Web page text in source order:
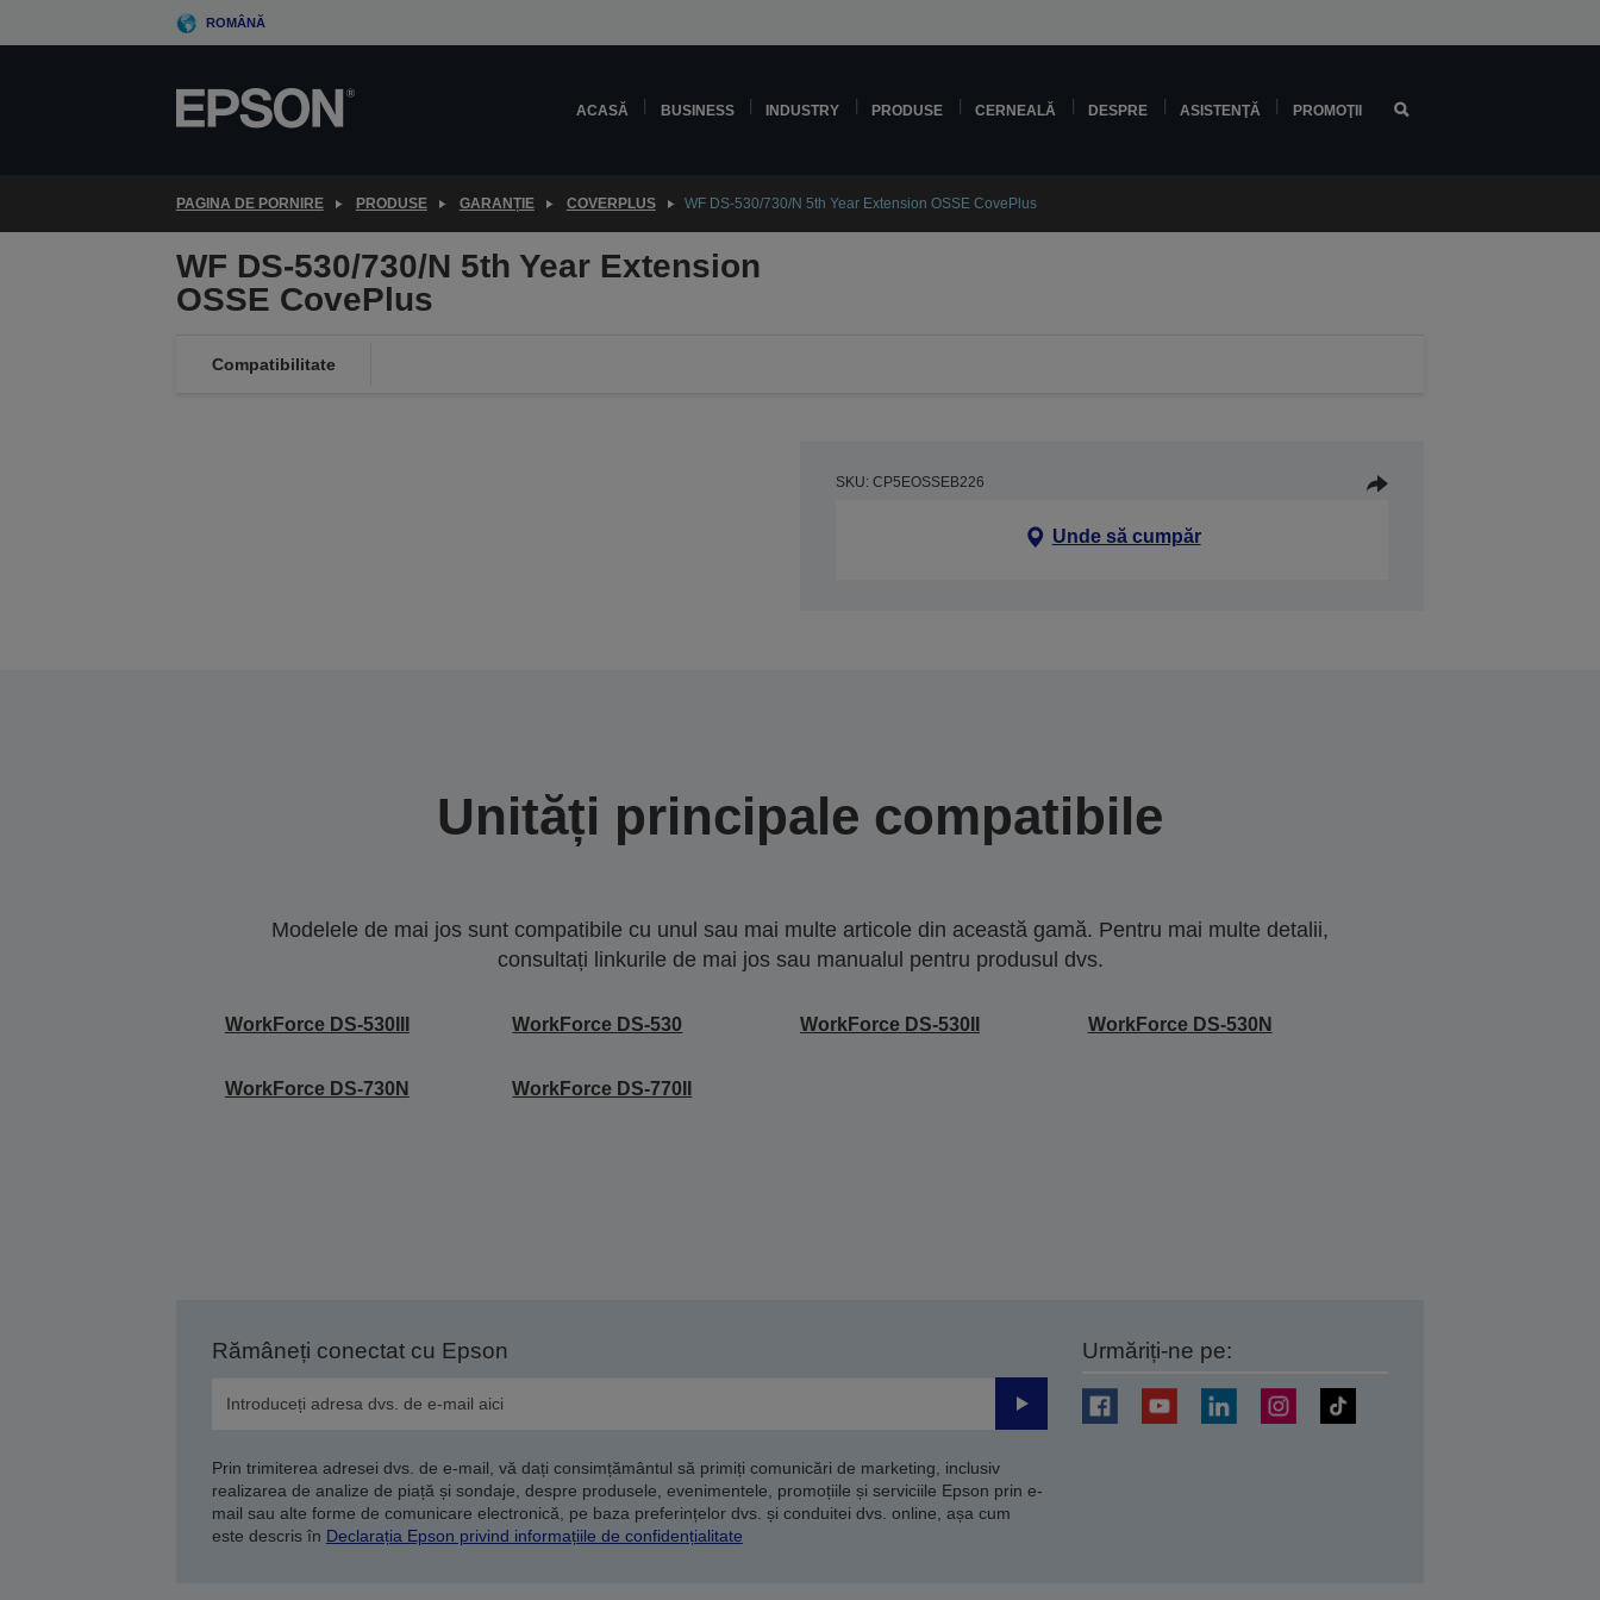
to
ROMÂNĂ
ACASĂ BUSINESS INDUSTRY PRODUSE CERNEALĂ DESPRE ASISTENŢĂ PROMOŢII
PAGINA DE PORNIRE PRODUSE GARANȚIE COVERPLUS WF DS-530/730/N 5th Year Extension OSSE CovePlus
WF DS-530/730/N 5th Year Extension
OSSE CovePlus
Compatibilitate
SKU: CP5EOSSEB226
Unde să cumpăr
Unități principale compatibile
Modelele de mai jos sunt compatibile cu unul sau mai multe articole din această gamă. Pentru mai multe detalii,
consultați linkurile de mai jos sau manualul pentru produsul dvs.
WorkForce DS-530III WorkForce DS-530 WorkForce DS-530II WorkForce DS-530N
WorkForce DS-730N WorkForce DS-770II
Rămâneți conectat cu Epson
Trimiteți
Prin trimiterea adresei dvs. de e-mail, vă dați consimțământul să primiți comunicări de marketing, inclusiv
realizarea de analize de piață și sondaje, despre produsele, evenimentele, promoțiile și serviciile Epson prin e-
mail sau alte forme de comunicare electronică, pe baza preferințelor dvs. și conduitei dvs. online, așa cum
este descris în Declarația Epson privind informațiile de confidențialitate
Urmăriți-ne pe: